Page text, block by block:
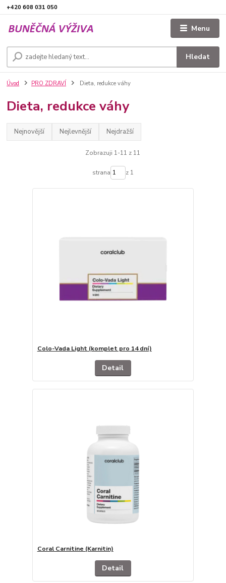
Menu
Hledat
+420 608 031 050
Úvod PRO ZDRAVÍ Dieta, redukce váhy
Dieta, redukce váhy
Nejnovější Nejlevnější Nejdražší
Zobrazuji 1-11 z 11
strana z 1
Colo-Vada Light (komplet pro 14 dní)
Detail
Coral Carnitine (Karnitin)
Detail